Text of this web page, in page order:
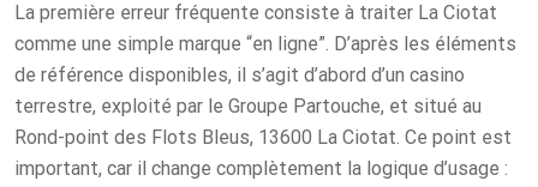
La première erreur fréquente consiste à traiter La Ciotat
comme une simple marque “en ligne”. D’après les éléments
de référence disponibles, il s’agit d’abord d’un casino
terrestre, exploité par le Groupe Partouche, et situé au
Rond-point des Flots Bleus, 13600 La Ciotat. Ce point est
important, car il change complètement la logique d’usage :